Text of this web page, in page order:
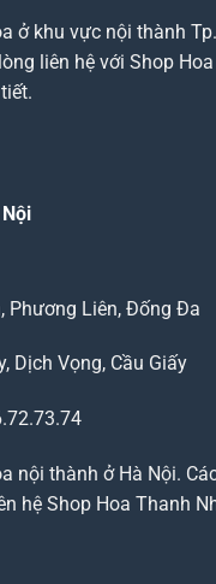
ở khu vực nội thành
liên hệ với Shop
Phương Liên, Đống Đa
Dịch Vọng, Cầu Giấy
nội thành ở Hà Nội.
hệ Shop Hoa Thanh